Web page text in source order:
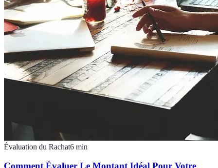
Évaluation du Rachat6 min
Comment Évaluer Le Montant Idéal Pour Votre